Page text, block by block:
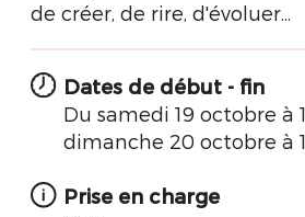
de créer, de rire, d'évoluer...
Dates de début - fin
Du samedi 19 octobre à
dimanche 20 octobre à
Prise en charge